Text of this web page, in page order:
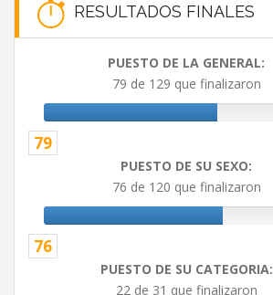
RESULTADOS FINALES
PUESTO DE LA GENERAL:
79 de 129 que finalizaron
79
PUESTO DE SU SEXO:
76 de 120 que finalizaron
76
PUESTO DE SU CATEGORIA:
22 de 31 que finalizaron